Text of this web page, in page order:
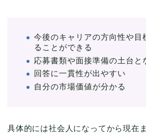
今後のキャリアの方向性や目
ることができる
応募書類や面接準備の土台と
回答に一貫性が出やすい
自分の市場価値が分かる
具体的には社会人になってから現在